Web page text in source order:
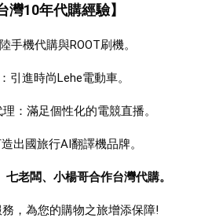
灣10年代購經驗】
手機代購與ROOT刷機。
引進時尚Lehe電動車。
：滿足個性化的電競直播。
出國旅行AI翻譯機品牌。
老闆、小楊哥合作台灣代購。
，為您的購物之旅增添保障!